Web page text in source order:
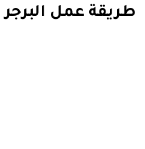
طريقة عمل البرجر